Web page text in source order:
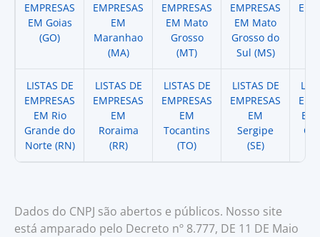
EMPRESAS
EM Goias
(GO)
EMPRESAS
EM
Maranhao
(MA)
EMPRESAS
EM Mato
Grosso
(MT)
EMPRESAS
EM Mato
Grosso do
Sul (MS)
LISTAS DE
EMPRESAS
EM Rio
Grande do
Norte (RN)
LISTAS DE
EMPRESAS
EM
Roraima
(RR)
LISTAS DE
EMPRESAS
EM
Tocantins
(TO)
LISTAS DE
EMPRESAS
EM
Sergipe
(SE)
EM
Dados do CNPJ são abertos e públicos. Nosso site
está amparado pelo Decreto nº 8.777, DE 11 DE Maio